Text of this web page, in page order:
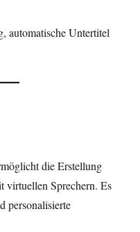
automatische Untertitel
die Erstellung
virtuellen Sprechern. Es
personalisierte